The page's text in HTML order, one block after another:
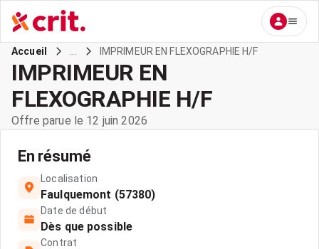
Accueil IMPRIMEUR EN FLEXOGRAPHIE H/F
IMPRIMEUR EN
FLEXOGRAPHIE H/F
Offre parue le 12 juin 2026
En résumé
Localisation
Faulquemont (57380)
Date de début
Dès que possible
Contrat